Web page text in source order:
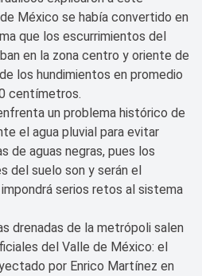
México se había convertido en
que los escurrimientos del
en la zona centro y oriente de
los hundimientos en promedio
centímetros.
un problema histórico de
el agua pluvial para evitar
de aguas negras, pues los
del suelo son y serán el
serios retos al sistema
drenadas de la metrópoli salen
del Valle de México: el
por Enrico Martínez en